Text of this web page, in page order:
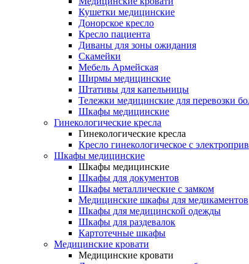
Кушетки медицинские
Донорское кресло
Кресло пациента
Диваны для зоны ожидания
Скамейки
Мебель Армейская
Ширмы медицинские
Штативы для капельницы
Тележки медицинские для перевозки
Шкафы медицинские
Гинекологические кресла
Гинекологические кресла
Кресло гинекологическое с
Шкафы медицинские
Шкафы медицинские
Шкафы для документов
Шкафы металлические с замком
Медицинские шкафы для медикаментов
Шкафы для медицинской одежды
Шкафы для раздевалок
Картотечные шкафы
Медицинские кровати
Медицинские кровати